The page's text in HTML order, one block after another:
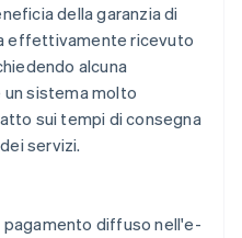
della garanzia di
effettivamente ricevuto
alcuna
sistema molto
sui tempi di consegna
servizi.
pagamento diffuso nell'e-